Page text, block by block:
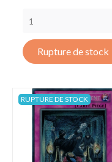
Rupture de stock
RUPTURE DE STOCK